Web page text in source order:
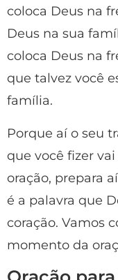
coloca Deus na
Deus na sua
coloca Deus na
que talvez você
família.
Porque aí o seu
que você fizer
oração, prepara
é a palavra que
coração. Vamos
momento da